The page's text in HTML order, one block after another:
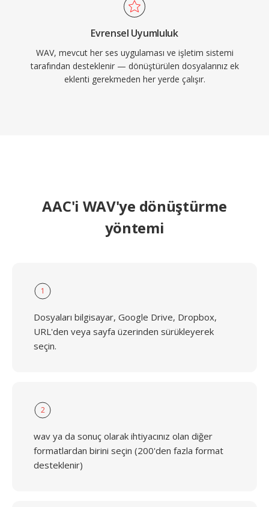
Evrensel Uyumluluk
WAV, mevcut her ses uygulaması ve işletim sistemi
tarafından desteklenir — dönüştürülen dosyalarınız ek
eklenti gerekmeden her yerde çalışır.
AAC'i WAV'ye dönüştürme
yöntemi
1
Dosyaları bilgisayar, Google Drive, Dropbox,
URL'den veya sayfa üzerinden sürükleyerek
seçin.
2
wav ya da sonuç olarak ihtiyacınız olan diğer
formatlardan birini seçin (200'den fazla format
desteklenir)